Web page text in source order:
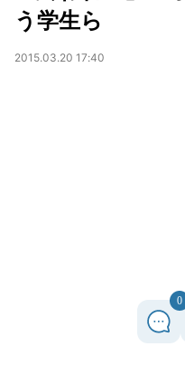
う学生ら
2015.03.20 17:40
0